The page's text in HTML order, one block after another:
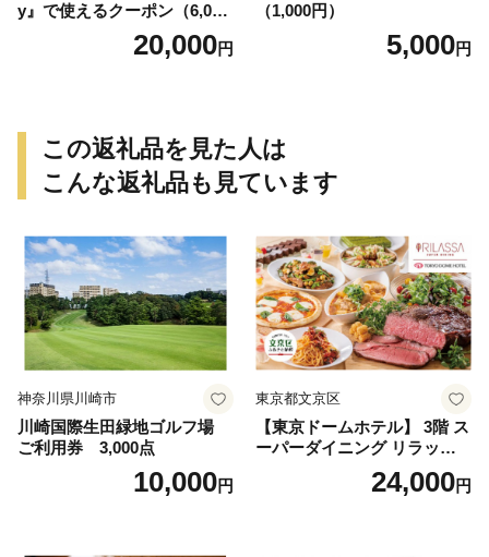
y』で使えるクーポン（6,000
20,000円
（1,000円）
5,000円
この返礼品を見た人は
こんな返礼品も見ています
神奈川県川崎市
川崎国際生田緑地ゴルフ場
ご利用券 3,000点
10,000円
東京都文京区
【東京ドームホテル】 3階 ス
ーパーダイニング リラッサ
ランチブッフェ お食事券 大
人1名様分 関東 東京 ご利用
24,000円